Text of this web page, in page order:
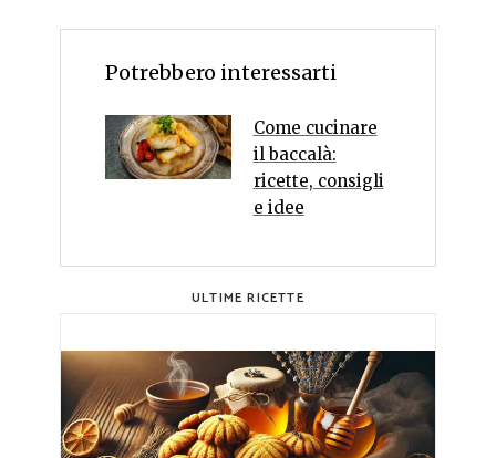
Potrebbero interessarti
Come cucinare
il baccalà:
ricette, consigli
e idee
ULTIME RICETTE